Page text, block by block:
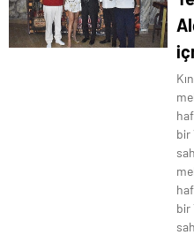
bir
bir